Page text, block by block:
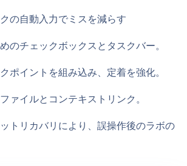
の自動入力でミスを減らす
のチェックボックスとタスクバー。
ポイントを組み込み、定着を強化。
ァイルとコンテキストリンク。
トリカバリにより、誤操作後のラボの